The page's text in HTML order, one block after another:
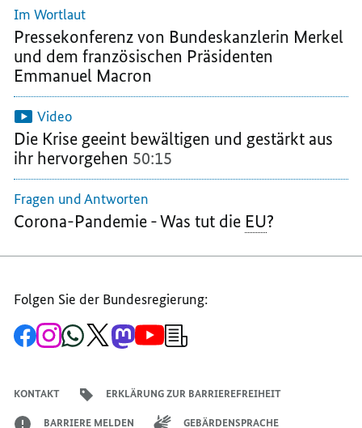
DER
KRISE
KRISE
KOMMEN
KRISE
Im Wortlaut
Pressekonferenz von Bundeskanzlerin Merkel
und dem französischen Präsidenten
Emmanuel Macron
Video
Die Krise geeint bewältigen und gestärkt aus
ihr hervorgehen 50:15
Fragen und Antworten
Corona-Pandemie - Was tut die EU?
Folgen Sie der Bundesregierung:
Zur
Facebook-
Zum
Instagram-
Zum
WhatsApp-
Zum
X-
Zum
Mastodon-
Zum
YouTube-Anmeldung
KONTAKT ERKLÄRUNG ZUR BARRIEREFREIHEIT
BARRIERE MELDEN GEBÄRDENSPRACHE